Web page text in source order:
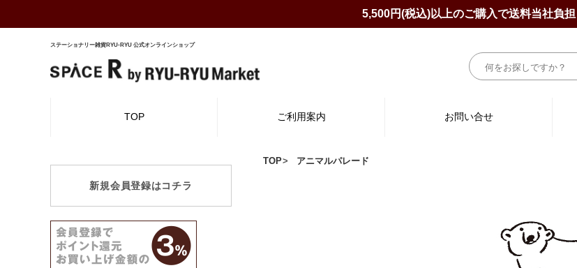
5,500円(税込)以上のご購入で送料当社負担
ステーショナリー雑貨RYU-RYU 公式オンラインショップ
TOP ご利用案内 お問い合せ
TOP アニマルパレード
新規会員登録はコチラ